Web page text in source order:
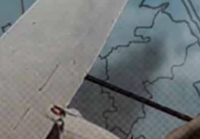
Жители района
1,5 тысячи
В посылки положили
медицинские